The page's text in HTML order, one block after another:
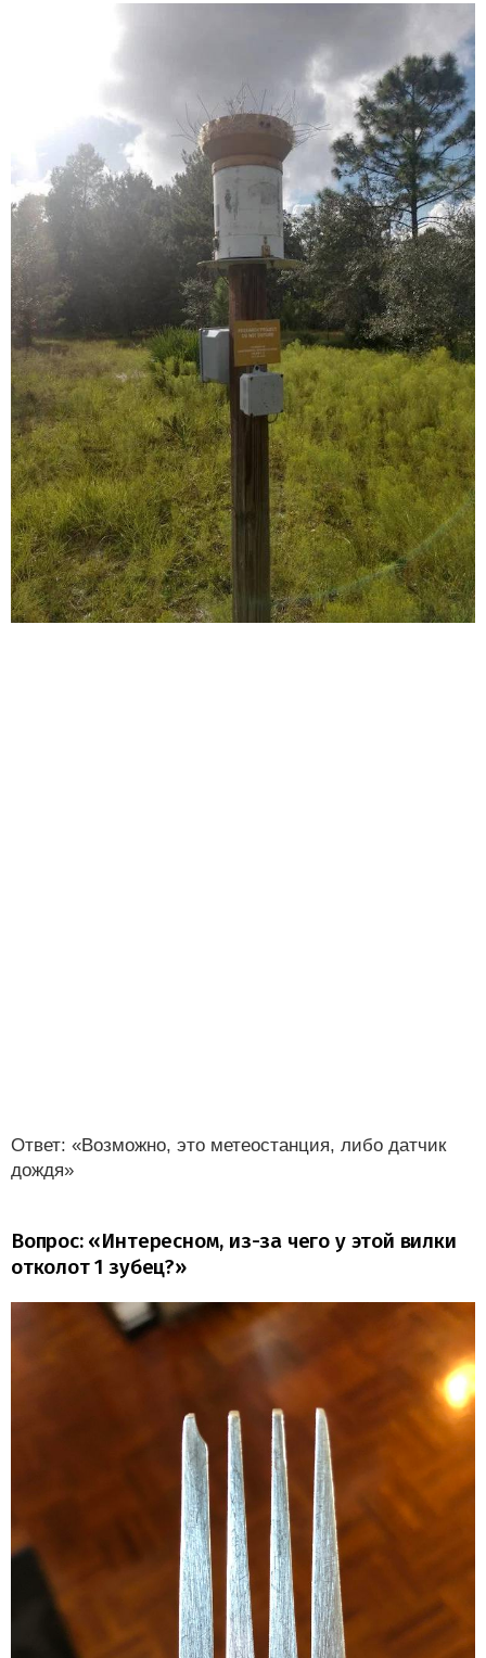
Ответ: «Возможно, это метеостанция, либо датчик
дождя»
Вопрос: «Интересном, из-за чего у этой вилки
отколот 1 зубец?»